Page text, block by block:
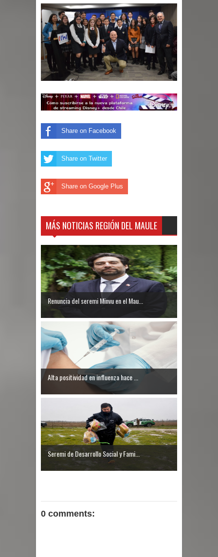
Share on Facebook
Share on Twitter
Share on Google Plus
MÁS NOTICIAS REGIÓN DEL MAULE
Renuncia del seremi Minvu en el Mau...
Alta positividad en influenza hace ...
Seremi de Desarrollo Social y Fami...
0 comments: